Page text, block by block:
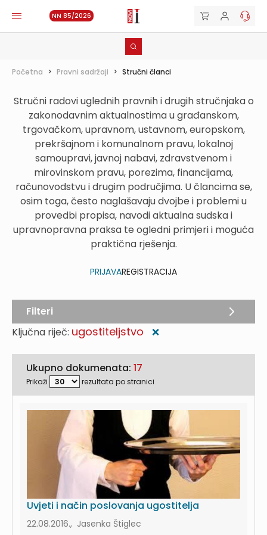
NN 85/2026
Početna > Pravni sadržaji > Stručni članci
Stručni radovi uglednih pravnih i drugih stručnjaka o
zakonodavnim aktualnostima u građanskom,
trgovačkom, upravnom, ustavnom, europskom,
prekršajnom i komunalnom pravu, lokalnoj
samoupravi, javnoj nabavi, zdravstvenom i
mirovinskom pravu, porezima, financijama,
računovodstvu i drugim područjima. U člancima se,
osim toga, često naglašavaju dvojbe i problemi u
provedbi propisa, navodi aktualna sudska i
upravnopravna praksa te ogledni primjeri i moguća
praktična rješenja.
PRIJAVAREGISTRACIJA
Ključna riječ: ugostiteljstvo ❌
Ukupno dokumenata: 17
Prikaži rezultata po stranici
Uvjeti i način poslovanja ugostitelja
22.08.2016., Jasenka Štiglec
Filteri